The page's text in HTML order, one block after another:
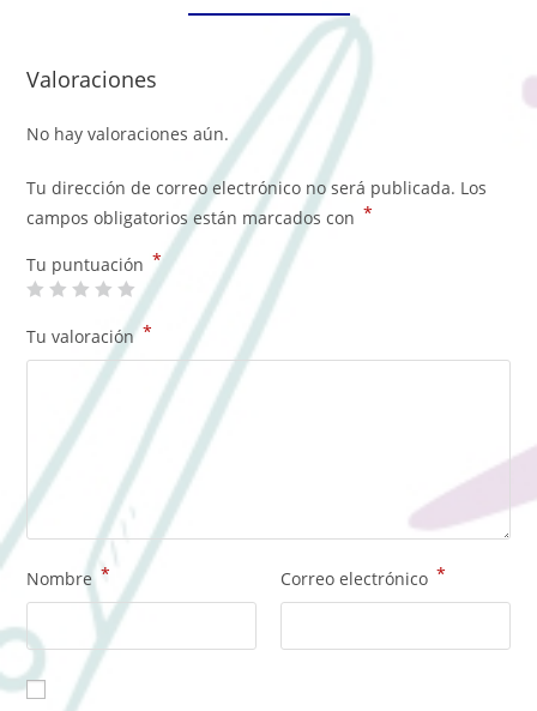
Valoraciones
No hay valoraciones aún.
Tu dirección de correo electrónico no será publicada. Los
campos obligatorios están marcados con *
Tu puntuación *
Tu valoración *
Nombre * Correo electrónico *